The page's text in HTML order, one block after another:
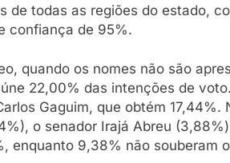
de todas as regiões do estado,
confiança de 95%.
quando os nomes não são
22,00% das intenções de
Gaguim, que obtém
o senador Irajá Abreu
enquanto 9,38% não souberam